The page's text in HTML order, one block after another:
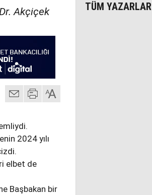
Akçiçek
2024 yılı
elbet de
Başbakan bir
TÜM YAZARLAR